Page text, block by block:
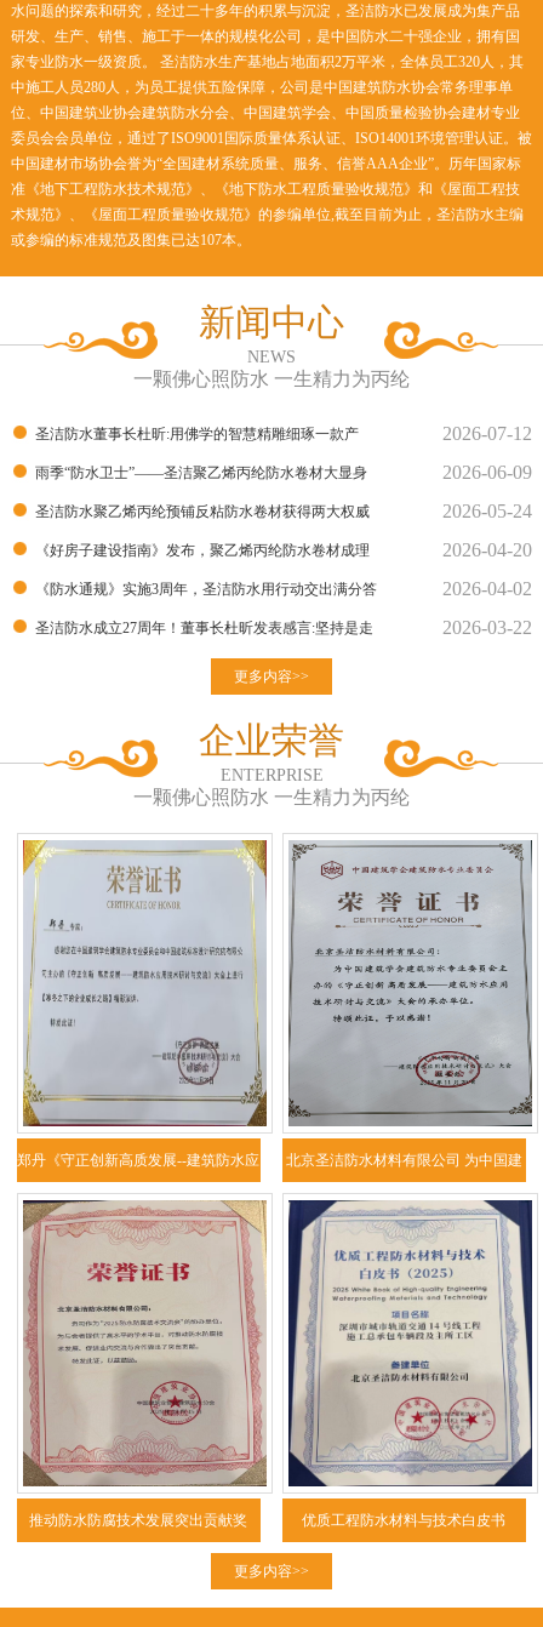
水问题的探索和研究，经过二十多年的积累与沉淀，圣洁防水已发展成为集产品
研发、生产、销售、施工于一体的规模化公司，是中国防水二十强企业，拥有国
家专业防水一级资质。 圣洁防水生产基地占地面积2万平米，全体员工320人，其
中施工人员280人，为员工提供五险保障，公司是中国建筑防水协会常务理事单
位、中国建筑业协会建筑防水分会、中国建筑学会、中国质量检验协会建材专业
委员会会员单位，通过了ISO9001国际质量体系认证、ISO14001环境管理认证。被
中国建材市场协会誉为“全国建材系统质量、服务、信誉AAA企业”。历年国家标
准《地下工程防水技术规范》、《地下防水工程质量验收规范》和《屋面工程技
术规范》、《屋面工程质量验收规范》的参编单位,截至目前为止，圣洁防水主编
或参编的标准规范及图集已达107本。
新闻中心
NEWS
一颗佛心照防水 一生精力为丙纶
圣洁防水董事长杜昕:用佛学的智慧精雕细琢一款产
品！
2026-07-12
雨季“防水卫士”——圣洁聚乙烯丙纶防水卷材大显身
手！
2026-06-09
圣洁防水聚乙烯丙纶预铺反粘防水卷材获得两大权威
部门的检测报告
2026-05-24
《好房子建设指南》发布，聚乙烯丙纶防水卷材成理
想建材
2026-04-20
《防水通规》实施3周年，圣洁防水用行动交出满分答
卷
2026-04-02
圣洁防水成立27周年！董事长杜昕发表感言:坚持是走 2026-03-22
更多内容>>
企业荣誉
ENTERPRISE
一颗佛心照防水 一生精力为丙纶
郑丹《守正创新高质发展--建筑防水应
用技
北京圣洁防水材料有限公司 为中国建
筑学会
推动防水防腐技术发展突出贡献奖 优质工程防水材料与技术白皮书
更多内容>>